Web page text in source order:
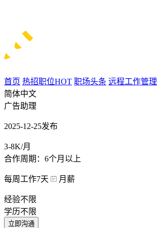
首页 热招职位HOT 职场头条 远程工作管理
简体中文
广告助理
2025-12-25发布
3-8K/月
合作周期：6个月以上
每周工作7天 月薪
经验不限
学历不限
立即沟通